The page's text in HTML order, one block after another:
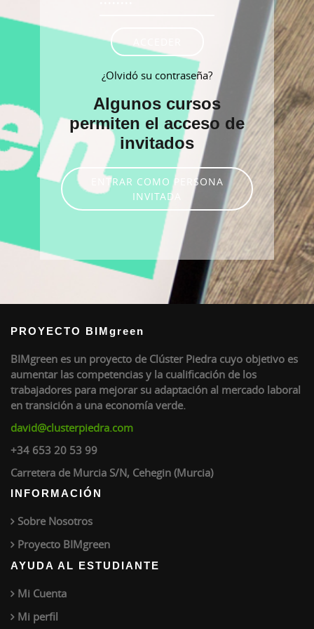
¿Olvidó su contraseña?
Algunos cursos
permiten el acceso de
invitados
ENTRAR COMO PERSONA
INVITADA
PROYECTO BIMgreen
BIMgreen es un proyecto de Clúster Piedra cuyo objetivo es
aumentar las competencias y la cualificación de los
trabajadores para mejorar su adaptación al mercado laboral
en transición a una economía verde.
david@clusterpiedra.com
+34 653 20 53 99
Carretera de Murcia S/N, Cehegin (Murcia)
INFORMACIÓN
Sobre Nosotros
Proyecto BIMgreen
AYUDA AL ESTUDIANTE
Mi Cuenta
Mi perfil